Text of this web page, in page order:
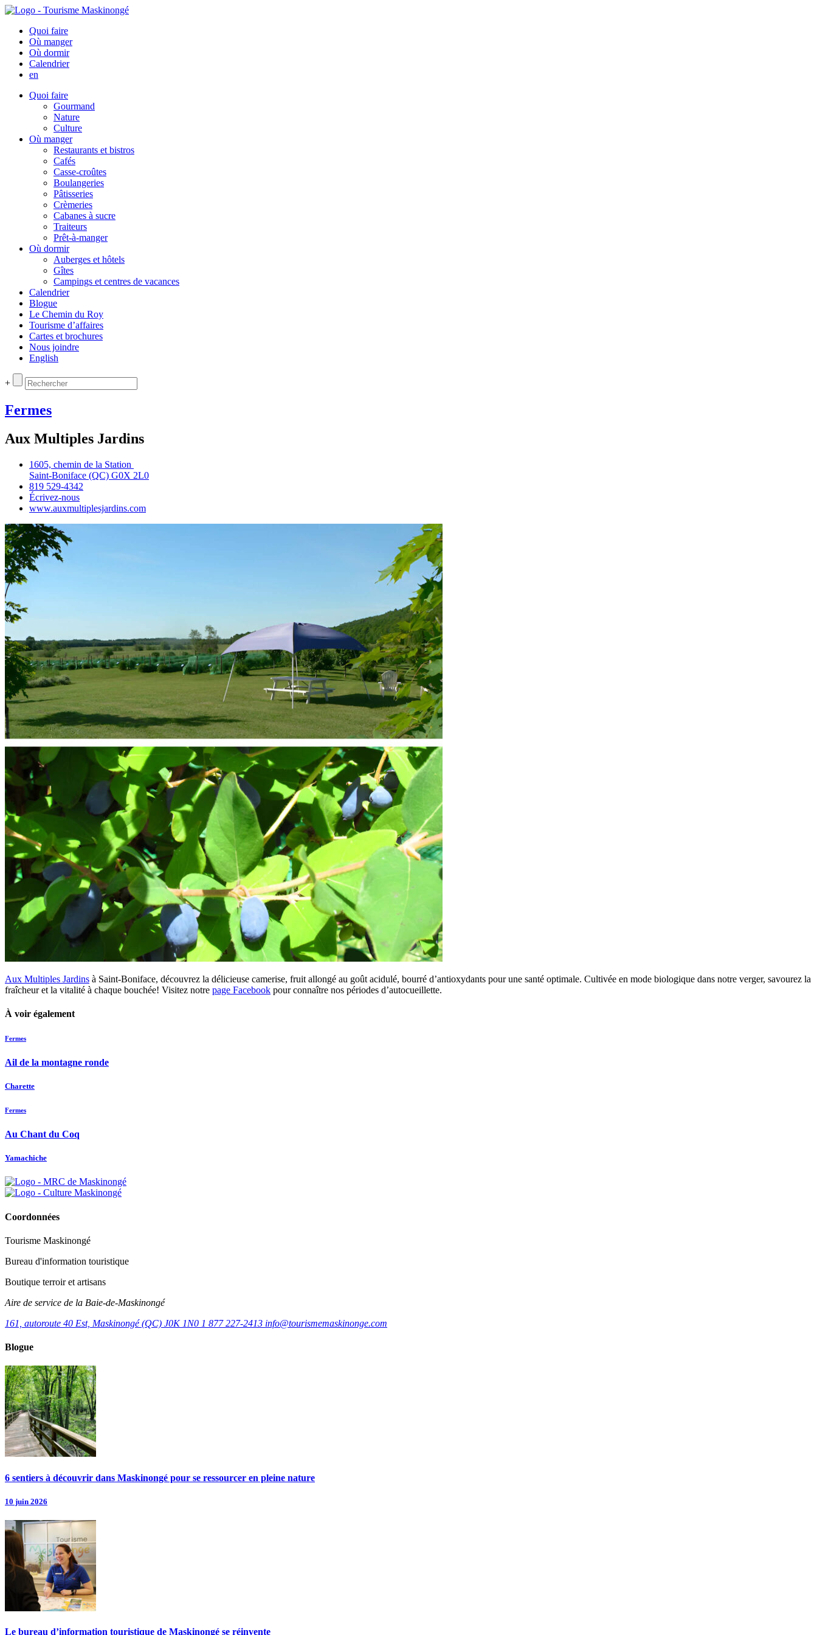
Quoi faire
Où manger
Où dormir
Calendrier
en
Quoi faire
Gourmand
Nature
Culture
Où manger
Restaurants et bistros
Cafés
Casse-croûtes
Boulangeries
Pâtisseries
Crèmeries
Cabanes à sucre
Traiteurs
Prêt-à-manger
Où dormir
Auberges et hôtels
Gîtes
Campings et centres de vacances
Calendrier
Blogue
Le Chemin du Roy
Tourisme d’affaires
Cartes et brochures
Nous joindre
English
+
Fermes
Aux Multiples Jardins
1605, chemin de la Station
Saint‑Boniface (QC) G0X 2L0
819 529‑4342
Écrivez‑nous
www.auxmultiplesjardins.com
Aux Multiples Jardins à Saint-Boniface, découvrez la délicieuse camerise, fruit allongé au goût acidulé, bourré d’antioxydants pour une santé optimale. Cultivée en mode biologique dans notre verger, savourez la
fraîcheur et la vitalité à chaque bouchée! Visitez notre page Facebook pour connaître nos périodes d’autocueillette.
À voir également
Fermes
Ail de la montagne ronde
Charette
Fermes
Au Chant du Coq
Yamachiche
Coordonnées
Tourisme Maskinongé
Bureau d'information touristique
Boutique terroir et artisans
Aire de service de la Baie-de-Maskinongé
161, autoroute 40 Est, Maskinongé (QC) J0K 1N0 1 877 227-2413 info@tourismemaskinonge.com
Blogue
6 sentiers à découvrir dans Maskinongé pour se ressourcer en pleine nature
10 juin 2026
Le bureau d’information touristique de Maskinongé se réinvente